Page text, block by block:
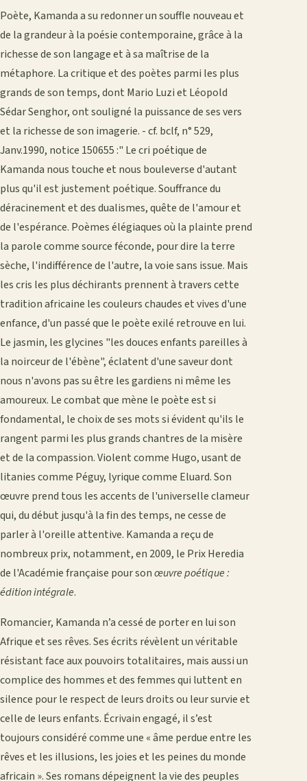
Poète, Kamanda a su redonner un souffle nouveau et
de la grandeur à la poésie contemporaine, grâce à la
richesse de son langage et à sa maîtrise de la
métaphore. La critique et des poètes parmi les plus
grands de son temps, dont Mario Luzi et Léopold
Sédar Senghor, ont souligné la puissance de ses vers
et la richesse de son imagerie. - cf. bclf, n° 529,
Janv.1990, notice 150655 :" Le cri poétique de
Kamanda nous touche et nous bouleverse d'autant
plus qu'il est justement poétique. Souffrance du
déracinement et des dualismes, quête de l'amour et
de l'espérance. Poèmes élégiaques où la plainte prend
la parole comme source féconde, pour dire la terre
sèche, l'indifférence de l'autre, la voie sans issue. Mais
les cris les plus déchirants prennent à travers cette
tradition africaine les couleurs chaudes et vives d'une
enfance, d'un passé que le poète exilé retrouve en lui.
Le jasmin, les glycines "les douces enfants pareilles à
la noirceur de l'ébène", éclatent d'une saveur dont
nous n'avons pas su être les gardiens ni même les
amoureux. Le combat que mène le poète est si
fondamental, le choix de ses mots si évident qu'ils le
rangent parmi les plus grands chantres de la misère
et de la compassion. Violent comme Hugo, usant de
litanies comme Péguy, lyrique comme Eluard. Son
œuvre prend tous les accents de l'universelle clameur
qui, du début jusqu'à la fin des temps, ne cesse de
parler à l'oreille attentive. Kamanda a reçu de
nombreux prix, notamment, en 2009, le Prix Heredia
de l'Académie française pour sonœuvre poétique :
édition intégrale.
Romancier, Kamanda n’a cessé de porter en lui son
Afrique et ses rêves. Ses écrits révèlent un véritable
résistant face aux pouvoirs totalitaires, mais aussi un
complice des hommes et des femmes qui luttent en
silence pour le respect de leurs droits ou leur survie et
celle de leurs enfants. Écrivain engagé, il s’est
toujours considéré comme une « âme perdue entre les
rêves et les illusions, les joies et les peines du monde
africain ». Ses romans dépeignent la vie des peuples